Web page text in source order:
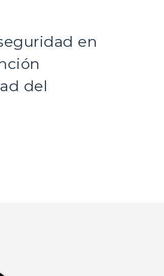
en
del